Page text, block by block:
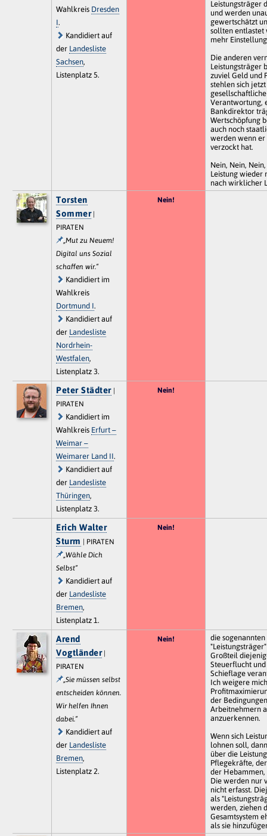
Wahlkreis Dresden
I.
Kandidiert auf
der Landesliste
Sachsen,
Listenplatz 5.
Leistungsträger
und werden
gewertschätzt
sollten entlastet
mehr
Die anderen
Leistungsträger
zuviel Geld und
stehlen sich
Verantwortung,
Bankdirektor
Wertschöpfung
auch noch
werden wenn er
verzockt hat.
Nein, Nein,
Leistung wieder
nach wirklicher
Torsten
Sommer|
PIRATEN
„Mut zu Neuem!
Digital uns Sozial
schaffen wir.“
Kandidiert im
Wahlkreis
Dortmund I.
Kandidiert auf
der Landesliste
Nordrhein-
Westfalen,
Listenplatz 3.
Nein!
Peter Städter|
PIRATEN
Kandidiert im
Wahlkreis Erfurt –
Weimar –
Weimarer Land II.
Kandidiert auf
der Landesliste
Thüringen,
Listenplatz 3.
Nein!
Erich Walter
Sturm | PIRATEN
„Wähle Dich
Selbst“
Kandidiert auf
der Landesliste
Bremen,
Listenplatz 1.
Nein!
Arend
Vogtländer|
PIRATEN
„Sie müssen selbst
entscheiden können.
Wir helfen Ihnen
dabei.“
Kandidiert auf
der Landesliste
Bremen,
Listenplatz 2.
Nein!
die sogenannten
Großteil
Steuerflucht
Schieflage
Ich weigere
der
Arbeitnehmern
anzuerkennen.
Wenn sich
lohnen soll,
über die
Pflegekräfte,
der Hebammen,
Die werden nur
nicht erfasst.
als
werden, ziehen
Gesamtsystem
als sie